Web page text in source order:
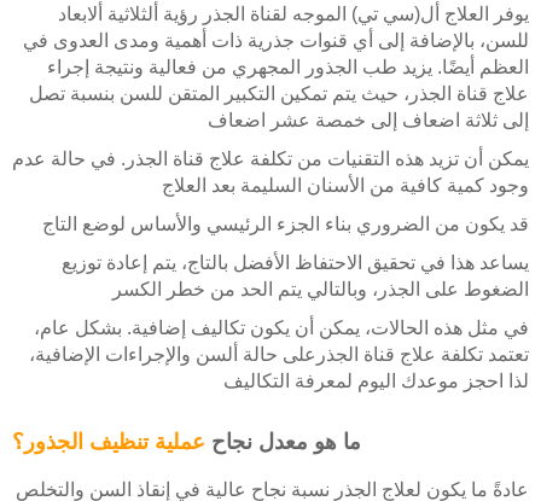
يوفر العلاج أل(سي تي) الموجه لقناة الجذر رؤية ألثلاثية ألابعاد
للسن، بالإضافة إلى أي قنوات جذرية ذات أهمية ومدى العدوى في
العظم أيضًا. يزيد طب الجذور المجهري من فعالية ونتيجة إجراء
علاج قناة الجذر، حيث يتم تمكين التكبير المتقن للسن بنسبة تصل
إلى ثلاثة اضعاف إلى خمصة عشر اضعاف
يمكن أن تزيد هذه التقنيات من تكلفة علاج قناة الجذر. في حالة عدم
وجود كمية كافية من الأسنان السليمة بعد العلاج
قد يكون من الضروري بناء الجزء الرئيسي والأساس لوضع التاج
يساعد هذا في تحقيق الاحتفاظ الأفضل بالتاج، يتم إعادة توزيع
الضغوط على الجذر، وبالتالي يتم الحد من خطر الكسر
في مثل هذه الحالات، يمكن أن يكون تكاليف إضافية. بشكل عام،
تعتمد تكلفة علاج قناة الجذرعلى حالة ألسن والإجراءات الإضافية،
لذا احجز موعدك اليوم لمعرفة التكاليف
ما هو معدل نجاح عملية تنظيف الجذور؟
عادةً ما يكون لعلاج الجذر نسبة نجاح عالية في إنقاذ السن والتخلص